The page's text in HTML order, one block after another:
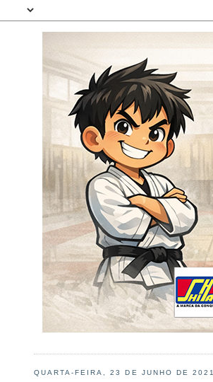
QUARTA-FEIRA, 23 DE JUNHO DE 2021